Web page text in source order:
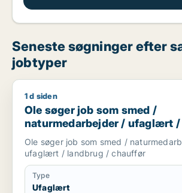
Seneste søgninger efter
jobtyper
Ole søger job som smed /
1 d siden
Ole søger job som smed /
naturmedarbejder / ufaglært
chauffør
Ole søger job som smed /
ufaglært / landbrug / chauffør
Type
Ufaglært